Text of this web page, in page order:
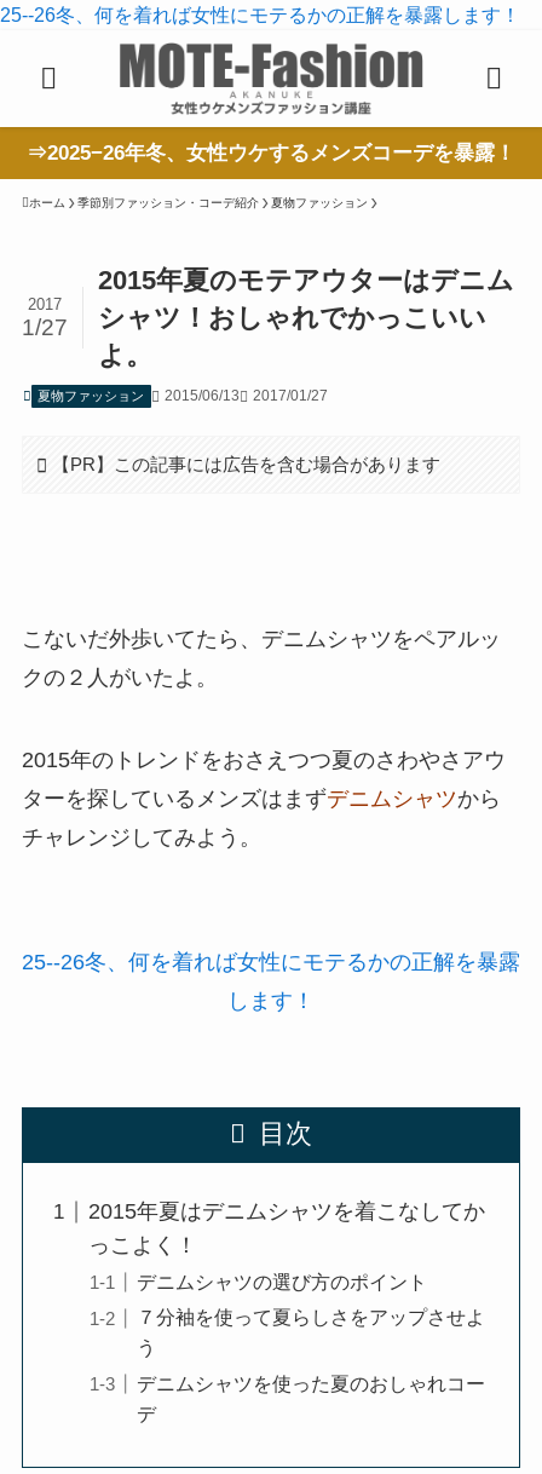
25--26冬、何を着れば女性にモテるかの正解を暴露します！
⇒2025−26年冬、女性ウケするメンズコーデを暴露！
ホーム 季節別ファッション・コーデ紹介 夏物ファッション
2015年夏のモテアウターはデニム
シャツ！おしゃれでかっこいい
よ。
2017
1/27
夏物ファッション 2015/06/13 2017/01/27
【PR】この記事には広告を含む場合があります
こないだ外歩いてたら、デニムシャツをペアルッ
クの２人がいたよ。
2015年のトレンドをおさえつつ夏のさわやさアウ
ターを探しているメンズはまずデニムシャツから
チャレンジしてみよう。
25--26冬、何を着れば女性にモテるかの正解を暴露
します！
目次
2015年夏はデニムシャツを着こなしてか
っこよく！
デニムシャツの選び方のポイント
７分袖を使って夏らしさをアップさせよ
う
デニムシャツを使った夏のおしゃれコー
デ